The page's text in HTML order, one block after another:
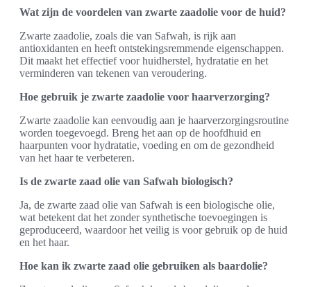
Wat zijn de voordelen van zwarte zaadolie voor de huid?
Zwarte zaadolie, zoals die van Safwah, is rijk aan
antioxidanten en heeft ontstekingsremmende eigenschappen.
Dit maakt het effectief voor huidherstel, hydratatie en het
verminderen van tekenen van veroudering.
Hoe gebruik je zwarte zaadolie voor haarverzorging?
Zwarte zaadolie kan eenvoudig aan je haarverzorgingsroutine
worden toegevoegd. Breng het aan op de hoofdhuid en
haarpunten voor hydratatie, voeding en om de gezondheid
van het haar te verbeteren.
Is de zwarte zaad olie van Safwah biologisch?
Ja, de zwarte zaad olie van Safwah is een biologische olie,
wat betekent dat het zonder synthetische toevoegingen is
geproduceerd, waardoor het veilig is voor gebruik op de huid
en het haar.
Hoe kan ik zwarte zaad olie gebruiken als baardolie?